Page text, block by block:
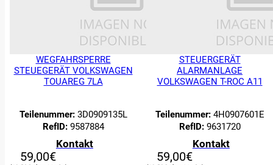
WEGFAHRSPERRE
STEUEGERÄT VOLKSWAGEN
TOUAREG 7LA
Teilenummer:3D0909135L
RefID:9587884
Kontakt
59,00€
STEUERGERÄT
ALARMANLAGE
VOLKSWAGEN T-ROC A11
Teilenummer:4H0907601E
RefID:9631720
Kontakt
59,00€